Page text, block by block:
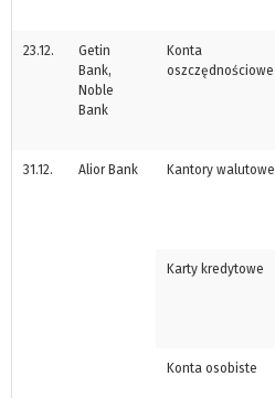
23.12.
Getin
Bank,
Noble
Bank
Konta
oszczędnościowe
31.12. Alior Bank Kantory walutowe
Karty kredytowe
Konta osobiste